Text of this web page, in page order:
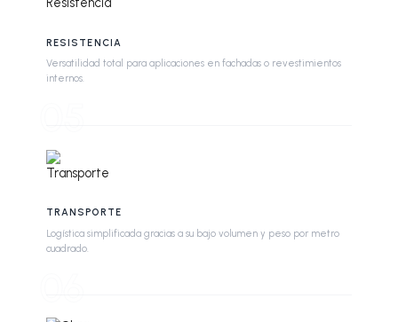
RESISTENCIA
Versatilidad total para aplicaciones en fachadas o revestimientos
internos.
TRANSPORTE
Logística simplificada gracias a su bajo volumen y peso por metro
cuadrado.